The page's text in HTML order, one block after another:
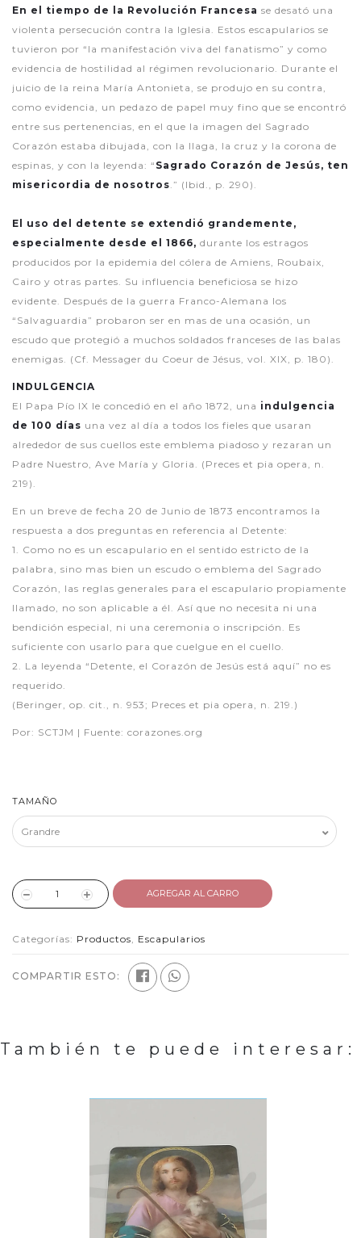
En el tiempo de la Revolución Francesa se desató una
violenta persecución contra la Iglesia. Estos escapularios se
tuvieron por “la manifestación viva del fanatismo” y como
evidencia de hostilidad al régimen revolucionario. Durante el
juicio de la reina María Antonieta, se produjo en su contra,
como evidencia, un pedazo de papel muy fino que se encontró
entre sus pertenencias, en el que la imagen del Sagrado
Corazón estaba dibujada, con la llaga, la cruz y la corona de
espinas, y con la leyenda: “ Sagrado Corazón de Jesús, ten
misericordia de nosotros.” (Ibid., p. 290).
El uso del detente se extendió grandemente,
especialmente desde el 1866, durante los estragos
producidos por la epidemia del cólera de Amiens, Roubaix,
Cairo y otras partes. Su influencia beneficiosa se hizo
evidente. Después de la guerra Franco-Alemana los
“Salvaguardia” probaron ser en mas de una ocasión, un
escudo que protegió a muchos soldados franceses de las balas
enemigas. (Cf. Messager du Coeur de Jésus, vol. XIX, p. 180).
INDULGENCIA
El Papa Pío IX le concedió en el año 1872, una indulgencia
de 100 días una vez al día a todos los fieles que usaran
alrededor de sus cuellos este emblema piadoso y rezaran un
Padre Nuestro, Ave María y Gloria. (Preces et pia opera, n.
219).
En un breve de fecha 20 de Junio de 1873 encontramos la
respuesta a dos preguntas en referencia al Detente:
1. Como no es un escapulario en el sentido estricto de la
palabra, sino mas bien un escudo o emblema del Sagrado
Corazón, las reglas generales para el escapulario propiamente
llamado, no son aplicable a él. Así que no necesita ni una
bendición especial, ni una ceremonia o inscripción. Es
suficiente con usarlo para que cuelgue en el cuello.
2. La leyenda “Detente, el Corazón de Jesús está aquí” no es
requerido.
(Beringer, op. cit., n. 953; Preces et pia opera, n. 219.)
Por: SCTJM | Fuente: corazones.org
TAMAÑO
AGREGAR AL CARRO
Categorías: Productos, Escapularios
COMPARTIR ESTO:
También te puede interesar: